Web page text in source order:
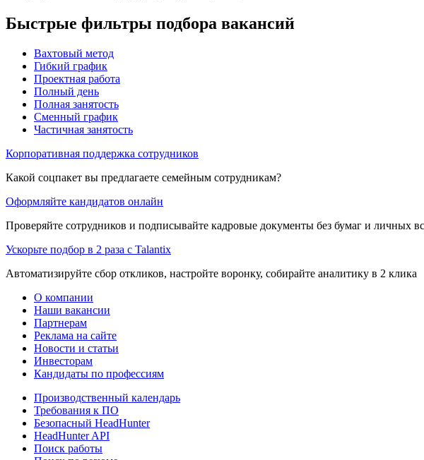
Быстрые фильтры подбора вакансий
Вахтовый метод
Гибкий график
Проектная работа
Полный день
Полная занятость
Сменный график
Частичная занятость
Корпоративная поддержка сотрудников
Какой соцпакет вы предлагаете семейным сотрудникам?
Оформляйте кандидатов онлайн
Проверяйте сотрудников и подписывайте кадровые документы без бумаг и личных
Ускорьте подбор в 2 раза с Talantix
Автоматизируйте сбор откликов, настройте воронку, собирайте аналитику в 2 клика
О компании
Наши вакансии
Партнерам
Реклама на сайте
Новости и статьи
Инвесторам
Кандидаты по профессиям
Производственный календарь
Требования к ПО
Безопасный HeadHunter
HeadHunter API
Поиск работы